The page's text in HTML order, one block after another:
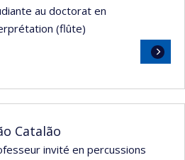
au doctorat en
(flûte)
Lire
la
suite
Catalão
invité en percussions